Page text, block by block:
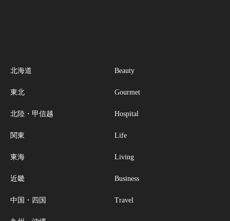
北海道
東北
北陸・甲信越
関東
東海
近畿
中国・四国
Beauty
Gourmet
Hospital
Life
Living
Business
Travel